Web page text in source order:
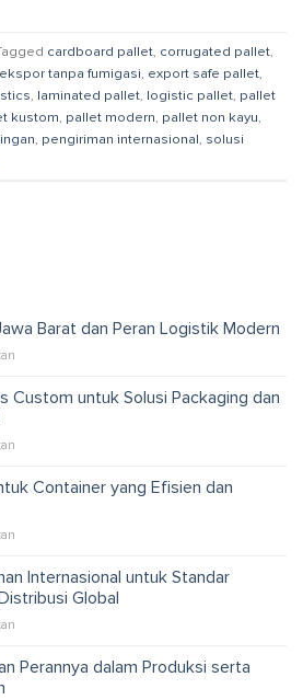
cardboard pallet, corrugated pallet,
ekspor tanpa fumigasi, export safe pallet,
, laminated pallet, logistic pallet, pallet
kustom, pallet modern, pallet non kayu,
, pengiriman internasional, solusi
Barat dan Peran Logistik Modern
Industri
Logistik
Custom untuk Solusi Packaging dan
Kardus
dan
Logistik
Container yang Efisien dan
Kardus
untuk
Container
dan
Internasional untuk Standar
Global
Makanan
Internasional
Perannya dalam Produksi serta